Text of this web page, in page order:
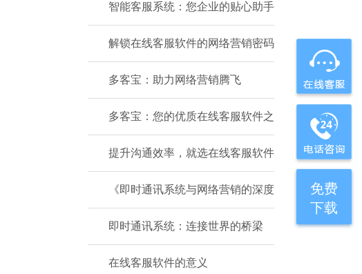
智能客服系统：您企业的贴心助手
解锁在线客服软件的网络营销密码
多客宝：助力网络营销腾飞
多客宝：您的优质在线客服软件之
提升沟通效率，就选在线客服软件
《即时通讯系统与网络营销的深度
即时通讯系统：连接世界的桥梁
在线客服软件的意义
免费
下载